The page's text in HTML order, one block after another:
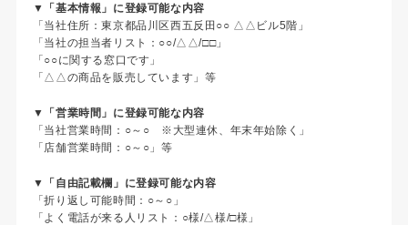
▼「基本情報」に登録可能な内容
「当社住所：東京都品川区西五反田○○ △△ビル5階」
「当社の担当者リスト：○○/△△/□□」
「○○に関する窓口です」
「△△の商品を販売しています」等
▼「営業時間」に登録可能な内容
「当社営業時間：○～○ ※大型連休、年末年始除く」
「店舗営業時間：○～○」等
▼「自由記載欄」に登録可能な内容
「折り返し可能時間：○～○」
「よく電話が来る人リスト：○様/△様/□様」